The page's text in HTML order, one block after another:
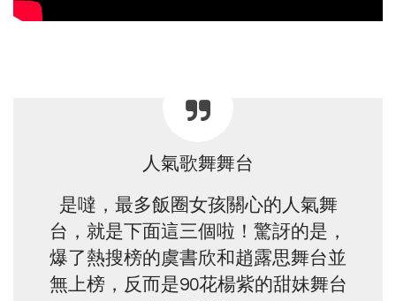
人氣歌舞舞台
是噠，最多飯圈女孩關心的人氣舞
台，就是下面這三個啦！驚訝的是，
爆了熱搜榜的虞書欣和趙露思舞台並
無上榜，反而是90花楊紫的甜妹舞台